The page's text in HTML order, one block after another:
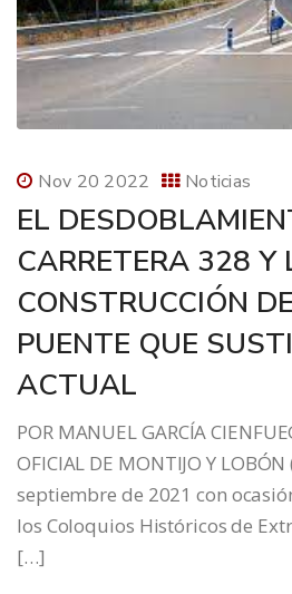
Nov 20 2022 Noticias
EL
CARRETERA 328 Y
CONSTRUCCIÓN
PUENTE QUE
ACTUAL
POR MANUEL GARCÍA
OFICIAL DE MONTIJO Y
septiembre de 2021 con
los Coloquios Históricos de
[…]